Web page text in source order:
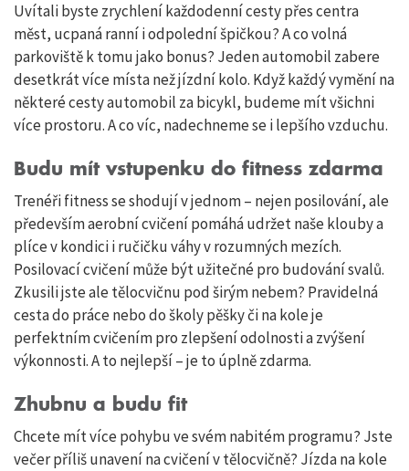
Uvítali byste zrychlení každodenní cesty přes centra
měst, ucpaná ranní i odpolední špičkou? A co volná
parkoviště k tomu jako bonus? Jeden automobil zabere
desetkrát více místa než jízdní kolo. Když každý vymění na
některé cesty automobil za bicykl, budeme mít všichni
více prostoru. A co víc, nadechneme se i lepšího vzduchu.
Budu mít vstupenku do fitness zdarma
Trenéři fitness se shodují v jednom – nejen posilování, ale
především aerobní cvičení pomáhá udržet naše klouby a
plíce v kondici i ručičku váhy v rozumných mezích.
Posilovací cvičení může být užitečné pro budování svalů.
Zkusili jste ale tělocvičnu pod širým nebem? Pravidelná
cesta do práce nebo do školy pěšky či na kole je
perfektním cvičením pro zlepšení odolnosti a zvýšení
výkonnosti. A to nejlepší – je to úplně zdarma.
Zhubnu a budu fit
Chcete mít více pohybu ve svém nabitém programu? Jste
večer příliš unavení na cvičení v tělocvičně? Jízda na kole